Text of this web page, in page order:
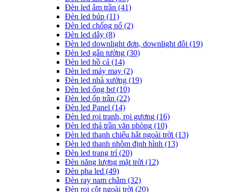
Đèn led âm trần (41)
Đèn led búp (11)
Đèn led chống nổ (2)
Đèn led dây (8)
Đèn led downlight đơn, downlight đôi (19)
Đèn led gắn tường (30)
Đèn led hồ cá (14)
Đèn led máy may (2)
Đèn led nhà xưởng (19)
Đèn led ống bơ(10)
Đèn led ốp trần (22)
Đèn led Panel (14)
Đèn led rọi tranh, rọi gương (16)
Đèn led thả trần văn phòng (10)
Đèn led thanh chiếu hắt ngoài trời (13)
Đèn led thanh nhôm định hình (13)
Đèn led trang trí(20)
Đèn năng lượng mặt trời (12)
Đèn pha led (49)
Đèn ray nam châm (32)
Đèn rọi cột ngoài trời (20)